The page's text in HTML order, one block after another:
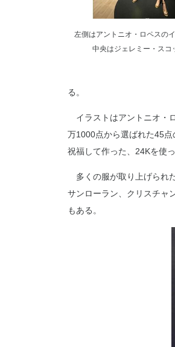
左側はアントニオ・ロペスのイ
中央はジェレミー・スコ
る。
イラストはアントニオ・
万1000点から選ばれた45
祝福して作った、24Kを使
多くの服が取り上げられ
サンローラン、クリスチャ
もある。